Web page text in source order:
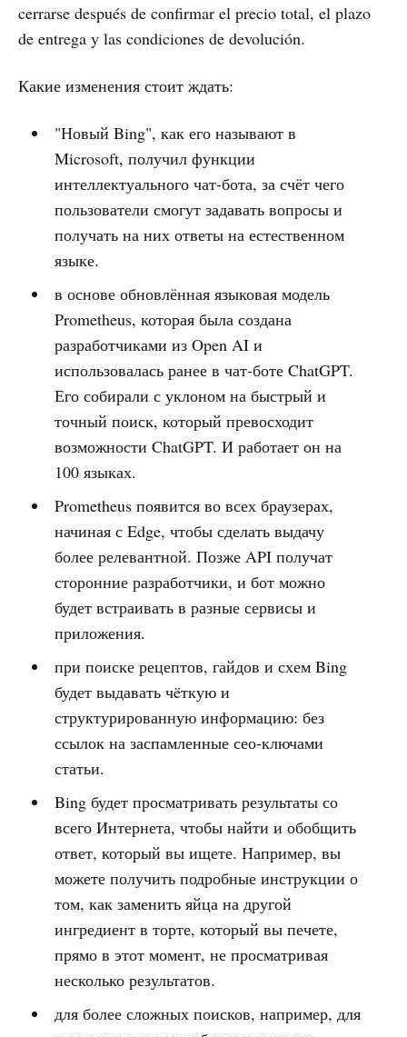
cerrarse después de confirmar el precio total, el plazo
de entrega y las condiciones de devolución.
Какие изменения стоит ждать:
"Новый Bing", как его называют в
Microsoft, получил функции
интеллектуального чат-бота, за счёт чего
пользователи смогут задавать вопросы и
получать на них ответы на естественном
языке.
в основе обновлённая языковая модель
Prometheus, которая была создана
разработчиками из Open AI и
использовалась ранее в чат-боте ChatGPT.
Его собирали с уклоном на быстрый и
точный поиск, который превосходит
возможности ChatGPT. И работает он на
100 языках.
Prometheus появится во всех браузерах,
начиная с Edge, чтобы сделать выдачу
более релевантной. Позже API получат
сторонние разработчики, и бот можно
будет встраивать в разные сервисы и
приложения.
при поиске рецептов, гайдов и схем Bing
будет выдавать чëткую и
структурированную информацию: без
ссылок на заспамленные сео-ключами
статьи.
Bing будет просматривать результаты со
всего Интернета, чтобы найти и обобщить
ответ, который вы ищете. Например, вы
можете получить подробные инструкции о
том, как заменить яйца на другой
ингредиент в торте, который вы печете,
прямо в этот момент, не просматривая
несколько результатов.
для более сложных поисков, например, для